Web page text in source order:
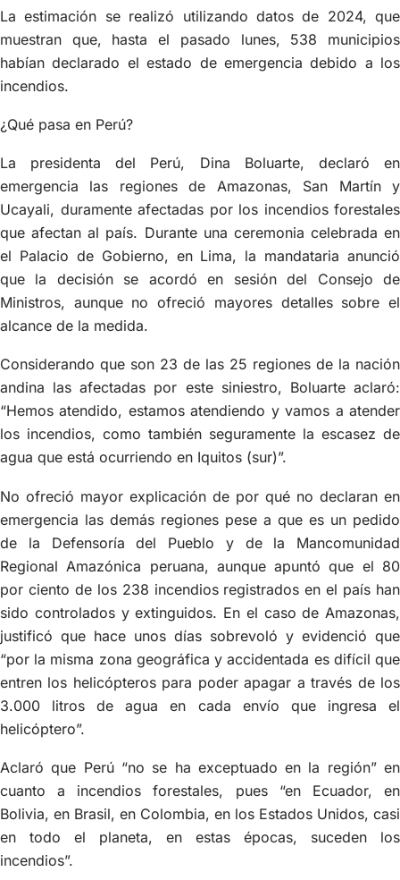
La estimación se realizó utilizando datos de 2024, que
muestran que, hasta el pasado lunes, 538 municipios
habían declarado el estado de emergencia debido a los
incendios.
¿Qué pasa en Perú?
La presidenta del Perú, Dina Boluarte, declaró en
emergencia las regiones de Amazonas, San Martín y
Ucayali, duramente afectadas por los incendios forestales
que afectan al país. Durante una ceremonia celebrada en
el Palacio de Gobierno, en Lima, la mandataria anunció
que la decisión se acordó en sesión del Consejo de
Ministros, aunque no ofreció mayores detalles sobre el
alcance de la medida.
Considerando que son 23 de las 25 regiones de la nación
andina las afectadas por este siniestro, Boluarte aclaró:
“Hemos atendido, estamos atendiendo y vamos a atender
los incendios, como también seguramente la escasez de
agua que está ocurriendo en Iquitos (sur)”.
No ofreció mayor explicación de por qué no declaran en
emergencia las demás regiones pese a que es un pedido
de la Defensoría del Pueblo y de la Mancomunidad
Regional Amazónica peruana, aunque apuntó que el 80
por ciento de los 238 incendios registrados en el país han
sido controlados y extinguidos. En el caso de Amazonas,
justificó que hace unos días sobrevoló y evidenció que
“por la misma zona geográfica y accidentada es difícil que
entren los helicópteros para poder apagar a través de los
3.000 litros de agua en cada envío que ingresa el
helicóptero”.
Aclaró que Perú “no se ha exceptuado en la región” en
cuanto a incendios forestales, pues “en Ecuador, en
Bolivia, en Brasil, en Colombia, en los Estados Unidos, casi
en todo el planeta, en estas épocas, suceden los
incendios”.